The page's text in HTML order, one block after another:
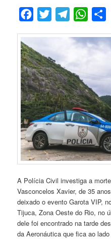
Facebook
Twitter Telegram
A Polícia Civil investiga a
Vasconcelos Xavier, de 35
deixado o evento Garota VIP,
Tijuca, Zona Oeste do Rio, no
dele foi encontrado na tarde
da Aeronáutica que fica ao